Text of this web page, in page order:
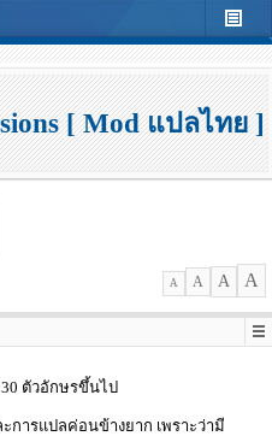
[ Mod แปลไทย ]
A A A A
ตัวอักษรขึ้นไป
การแปลค่อนข้างยาก เพราะว่ามี